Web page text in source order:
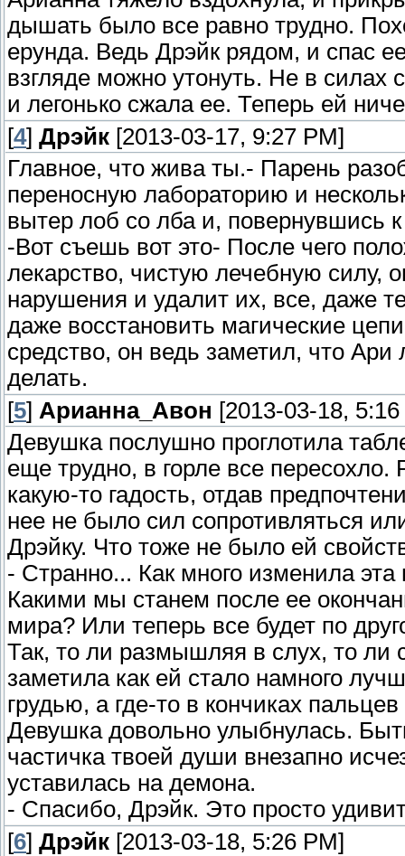
дышать было все равно трудно.
ерунда. Ведь Дрэйк рядом, и спас
взгляде можно утонуть. Не в силах
и легонько сжала ее. Теперь ей
[4] Дрэйк [2013-03-17, 9:27 PM]
Главное, что жива ты.- Парень
переносную лабораторию и
вытер лоб со лба и, повернувшись
-Вот съешь вот это- После чего
лекарство, чистую лечебную силу,
нарушения и удалит их, все, даже
даже восстановить магические
средство, он ведь заметил, что
делать.
[5] Арианна_Авон [2013-03-18,
Девушка послушно проглотила
еще трудно, в горле все
какую-то гадость, отдав
нее не было сил сопротивляться
Дрэйку. Что тоже не было ей
- Странно... Как много изменила
Какими мы станем после ее
мира? Или теперь все будет по
Так, то ли размышляя в слух, то ли
заметила как ей стало намного
грудью, а где-то в кончиках
Девушка довольно улыбнулась.
частичка твоей души внезапно
уставилась на демона.
- Спасибо, Дрэйк. Это просто
[6] Дрэйк [2013-03-18, 5:26 PM]